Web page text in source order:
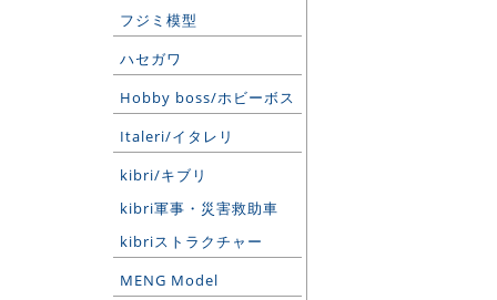
フジミ模型
ハセガワ
Hobby boss/ホビーボス
Italeri/イタレリ
kibri/キブリ
kibri軍事・災害救助車
kibriストラクチャー
MENG Model